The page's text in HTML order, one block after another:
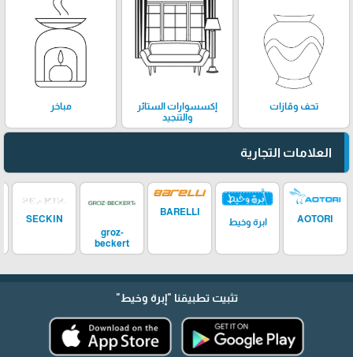
تحف وڤازات
إكسسوارات الستائر
والتنجيد
مباخر
العلامات التجارية
AOTORI ابرة وخيط
BARELLI
groz-
beckert
SECKIN
تثبيت تطبيقنا "إبرة وخيط"